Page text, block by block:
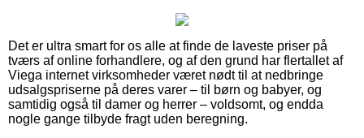
Det er ultra smart for os alle at finde de laveste priser på
tværs af online forhandlere, og af den grund har flertallet af
Viega internet virksomheder været nødt til at nedbringe
udsalgspriserne på deres varer – til børn og babyer, og
samtidig også til damer og herrer – voldsomt, og endda
nogle gange tilbyde fragt uden beregning.